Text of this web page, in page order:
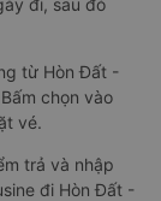
đi, sau đó
từ Hòn Đất -
chọn vào
vé.
trả và nhập
đi Hòn Đất -